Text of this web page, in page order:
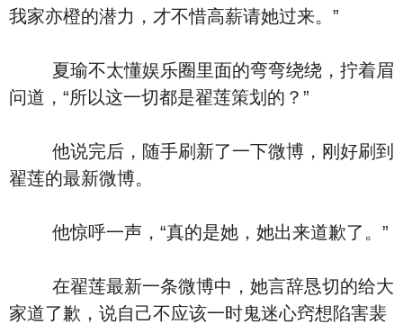
我家亦橙的潜力，才不惜高薪请她过来。”
夏瑜不太懂娱乐圈里面的弯弯绕绕，拧着眉
问道，“所以这一切都是翟莲策划的？”
他说完后，随手刷新了一下微博，刚好刷到
翟莲的最新微博。
他惊呼一声，“真的是她，她出来道歉了。”
在翟莲最新一条微博中，她言辞恳切的给大
家道了歉，说自己不应该一时鬼迷心窍想陷害裴